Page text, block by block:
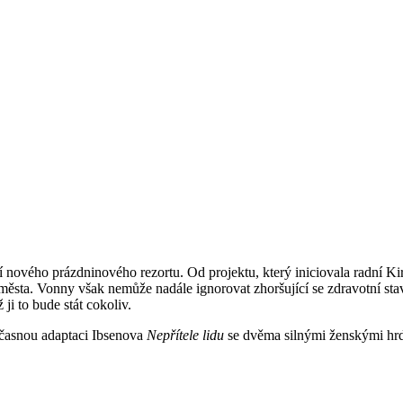
prázdninového rezortu. Od projektu, který iniciovala radní
Vonny však nemůže nadále ignorovat zhoršující se zdravotní
ji to bude stát cokoliv.
adaptaci Ibsenova Nepřítele lidu se dvěma silnými ženskými